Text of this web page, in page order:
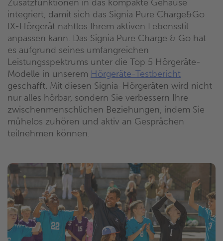
Zusatzfunktionen in das kompakte Gehäuse
integriert, damit sich das Signia Pure Charge&Go
IX-Hörgerät nahtlos Ihrem aktiven Lebensstil
anpassen kann. Das Signia Pure Charge & Go hat
es aufgrund seines umfangreichen
Leistungsspektrums unter die Top 5 Hörgeräte-
Modelle in unserem Hörgeräte-Testbericht
geschafft. Mit diesen Signia-Hörgeräten wird nicht
nur alles hörbar, sondern Sie verbessern Ihre
zwischenmenschlichen Beziehungen, indem Sie
mühelos zuhören und aktiv an Gesprächen
teilnehmen können.